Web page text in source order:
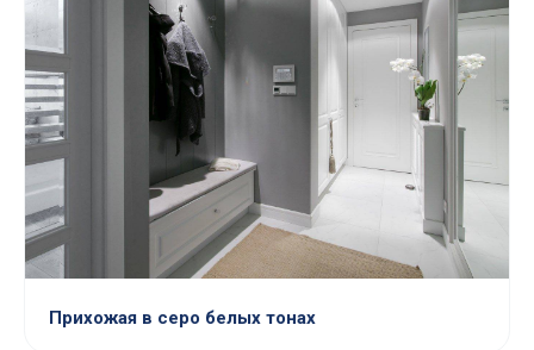
Прихожая в серо белых тонах